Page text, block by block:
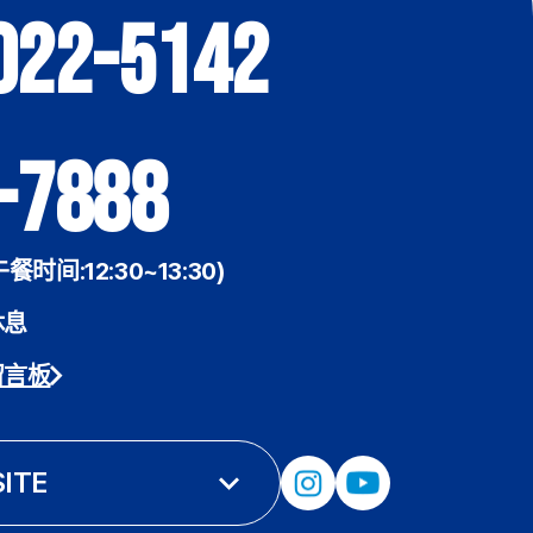
5142
时间:12:30~13:30)
板